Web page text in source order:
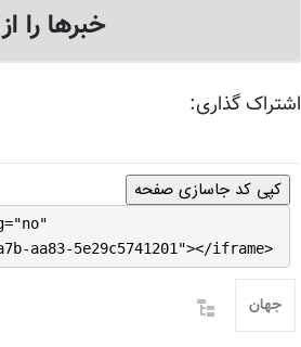
خبرها را
اشتراک گذاری:
کپی کد جاسازی صفحه
aa83-5e29c5741201"></iframe>
جهان